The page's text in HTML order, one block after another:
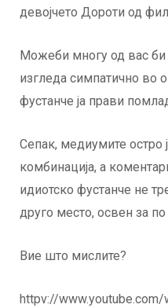
девојчето Дороти од
Можеби многу од вас
изгледа симпатично во
фустанче ја прави
Сепак, медиумите остро
комбинација, а
идиотско фустанче не
друго место, освен за по
Вие што мислите?
httpv://